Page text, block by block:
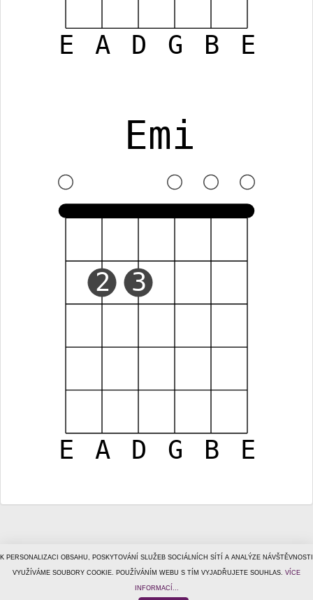
K PERSONALIZACI OBSAHU, POSKYTOVÁNÍ SLUŽEB SOCIÁLNÍCH SÍTÍ A ANALÝZE NÁVŠTĚVNOSTI
VYUŽÍVÁME SOUBORY COOKIE. POUŽÍVÁNÍM WEBU S TÍM VYJADŘUJETE SOUHLAS. VÍCE
INFORMACÍ...
E A D G B E
Emi
E A D G B E
2 3
© 1996–2026Tiscali Media, a.s. ISSN 1801-5131
ochrana osobních údajů